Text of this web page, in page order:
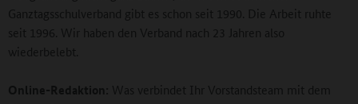
Ganztagsschulverband gibt es schon seit 1990. Die Arbeit ruhte
seit 1996. Wir haben den Verband nach 23 Jahren also
wiederbelebt.
Online-Redaktion: Was verbindet Ihr Vorstandsteam mit dem